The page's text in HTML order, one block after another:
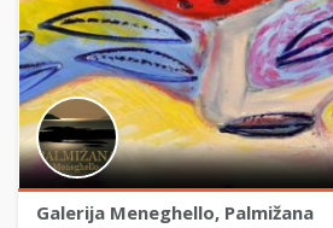
Galerija Meneghello, Palmižana